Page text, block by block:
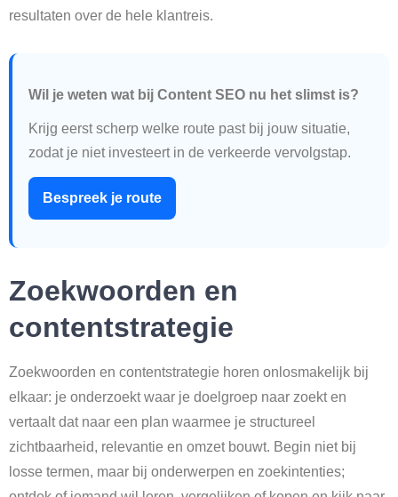
resultaten over de hele klantreis.
Wil je weten wat bij Content SEO nu het slimst is?
Krijg eerst scherp welke route past bij jouw situatie,
zodat je niet investeert in de verkeerde vervolgstap.
Bespreek je route
Zoekwoorden en
contentstrategie
Zoekwoorden en contentstrategie horen onlosmakelijk bij
elkaar: je onderzoekt waar je doelgroep naar zoekt en
vertaalt dat naar een plan waarmee je structureel
zichtbaarheid, relevantie en omzet bouwt. Begin niet bij
losse termen, maar bij onderwerpen en zoekintenties;